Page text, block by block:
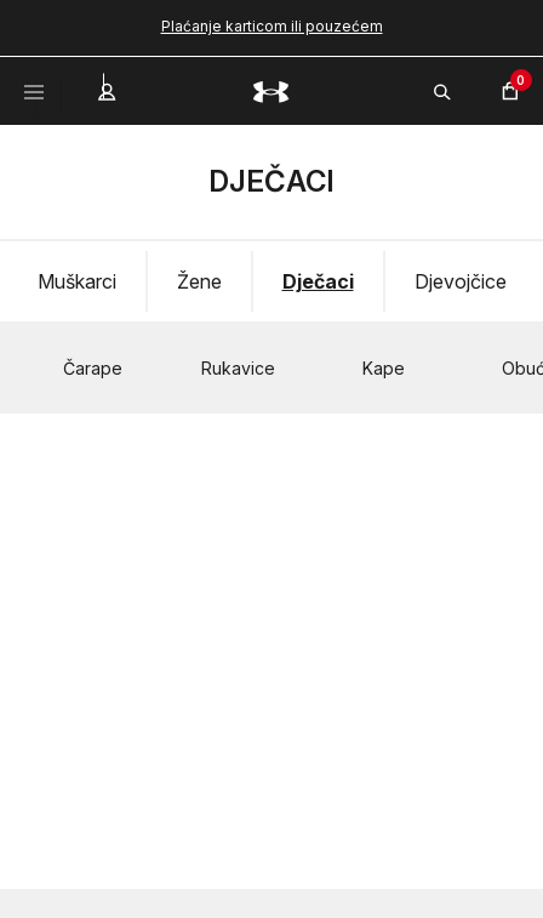
Plaćanje karticom ili pouzećem
0
DJEČACI
Djevojčice
Dječaci
Žene
Muškarci
Čarape Rukavice Kape